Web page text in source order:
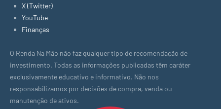
X (Twitter)
YouTube
Finanças
O Renda Na Mão não faz qualquer tipo de recomendação de
investimento. Todas as informações publicadas têm caráter
exclusivamente educativo e informativo. Não nos
responsabilizamos por decisões de compra, venda ou
manutenção de ativos.